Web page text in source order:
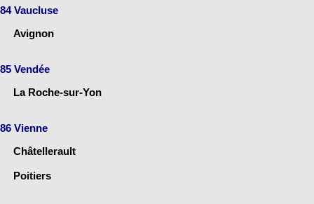
84 Vaucluse
Avignon
85 Vendée
La Roche-sur-Yon
86 Vienne
Châtellerault
Poitiers